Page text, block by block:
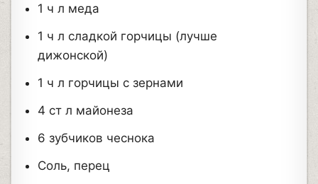
1 ч л меда
1 ч л сладкой горчицы (лучше
дижонской)
1 ч л горчицы с зернами
4 ст л майонеза
6 зубчиков чеснока
Соль, перец